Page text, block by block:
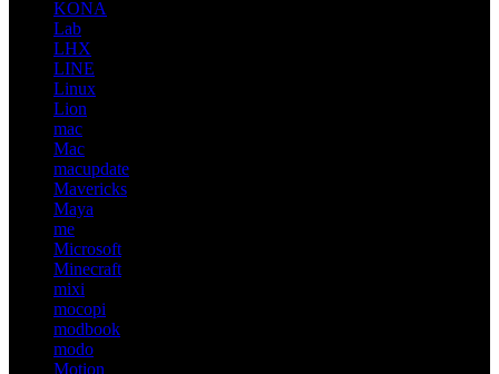
KONA
Lab
LHX
LINE
Linux
Lion
mac
Mac
macupdate
Mavericks
Maya
me
Microsoft
Minecraft
mixi
mocopi
modbook
modo
Motion